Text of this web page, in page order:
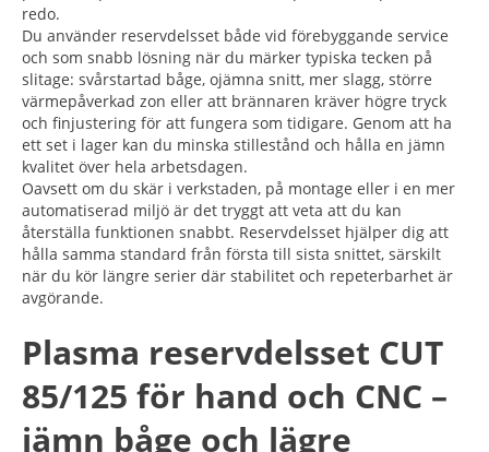
redo.
Du använder reservdelsset både vid förebyggande service
och som snabb lösning när du märker typiska tecken på
slitage: svårstartad båge, ojämna snitt, mer slagg, större
värmepåverkad zon eller att brännaren kräver högre tryck
och finjustering för att fungera som tidigare. Genom att ha
ett set i lager kan du minska stillestånd och hålla en jämn
kvalitet över hela arbetsdagen.
Oavsett om du skär i verkstaden, på montage eller i en mer
automatiserad miljö är det tryggt att veta att du kan
återställa funktionen snabbt. Reservdelsset hjälper dig att
hålla samma standard från första till sista snittet, särskilt
när du kör längre serier där stabilitet och repeterbarhet är
avgörande.
Plasma reservdelsset CUT
85/125 för hand och CNC –
jämn båge och lägre